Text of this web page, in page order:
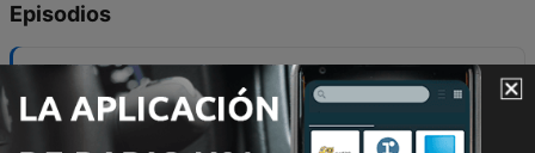
Episodios
22 - Deseamos la gloria del Eterno?
06 abr. 2021
21 - Respuestas en la bienaventuranzas